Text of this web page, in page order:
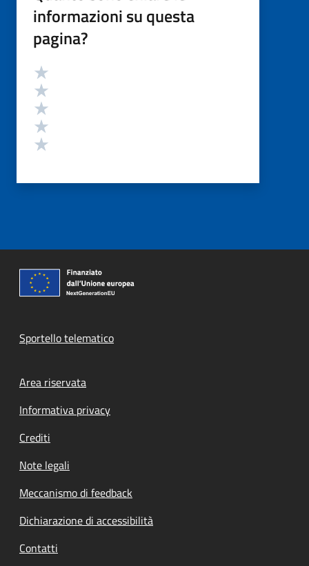
informazioni su questa
pagina?
Valutazione
Sportello telematico
Footer menu
Area riservata
Informativa privacy
Crediti
Note legali
Meccanismo di feedback
Dichiarazione di accessibilità
Contatti